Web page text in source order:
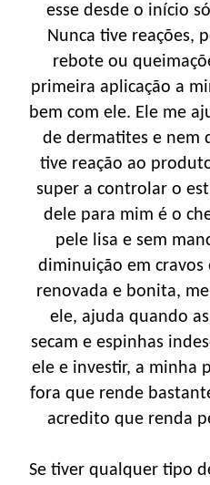
esse desde o início
Nunca tive reações,
rebote ou
primeira aplicação a
bem com ele. Ele me
de dermatites e nem
tive reação ao
super a controlar o
dele para mim é o
pele lisa e sem
diminuição em cravos
renovada e bonita,
ele, ajuda quando
secam e espinhas
ele e investir, a minha
fora que rende
acredito que renda
Se tiver qualquer tipo